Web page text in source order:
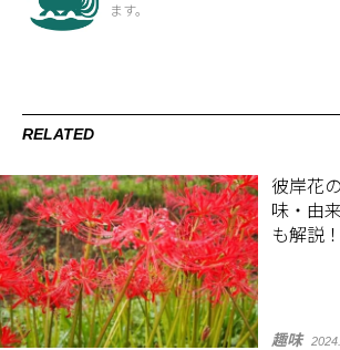
ます。
RELATED
彼岸花
味・由
も解説！
趣味